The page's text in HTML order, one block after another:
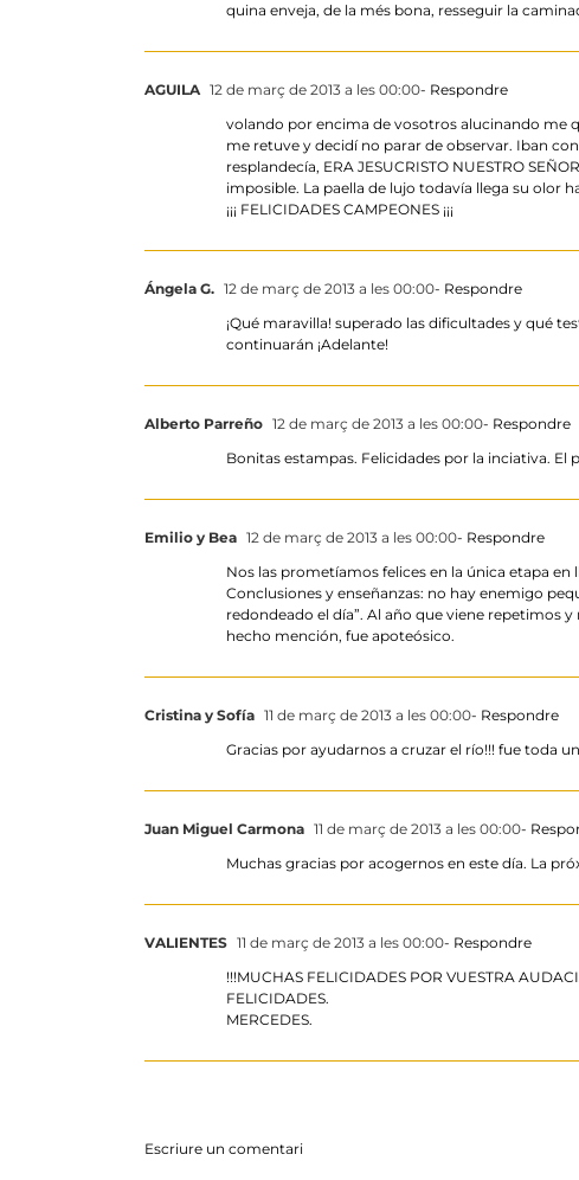
quina enveja, de la més bona, resseguir la
AGUILA 12 de març de 2013 a les 00:00- Respondre
volando por encima de vosotros alucinando me
me retuve y decidí no parar de observar. Iban
resplandecía, ERA JESUCRISTO NUESTRO
imposible. La paella de lujo todavía llega su olor
¡¡¡ FELICIDADES CAMPEONES ¡¡¡
Ángela G. 12 de març de 2013 a les 00:00- Respondre
¡Qué maravilla! superado las dificultades y qué
continuarán ¡Adelante!
Alberto Parreño 12 de març de 2013 a les 00:00- Respondre
Bonitas estampas. Felicidades por la inciativa.
Emilio y Bea 12 de març de 2013 a les 00:00- Respondre
Nos las prometíamos felices en la única etapa en
Conclusiones y enseñanzas: no hay enemigo
redondeado el día”. Al año que viene repetimos
hecho mención, fue apoteósico.
Cristina y Sofía 11 de març de 2013 a les 00:00- Respondre
Gracias por ayudarnos a cruzar el río!!! fue toda
Juan Miguel Carmona 11 de març de 2013 a les 00:00-
Muchas gracias por acogernos en este día. La
VALIENTES 11 de març de 2013 a les 00:00- Respondre
!!!MUCHAS FELICIDADES POR VUESTRA
FELICIDADES.
MERCEDES.
Escriure un comentari